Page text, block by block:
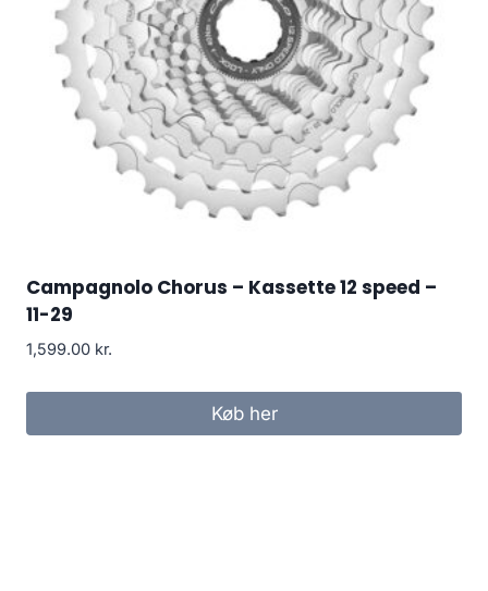
Campagnolo Chorus – Kassette 12 speed –
11-29
1,599.00 kr.
Køb her